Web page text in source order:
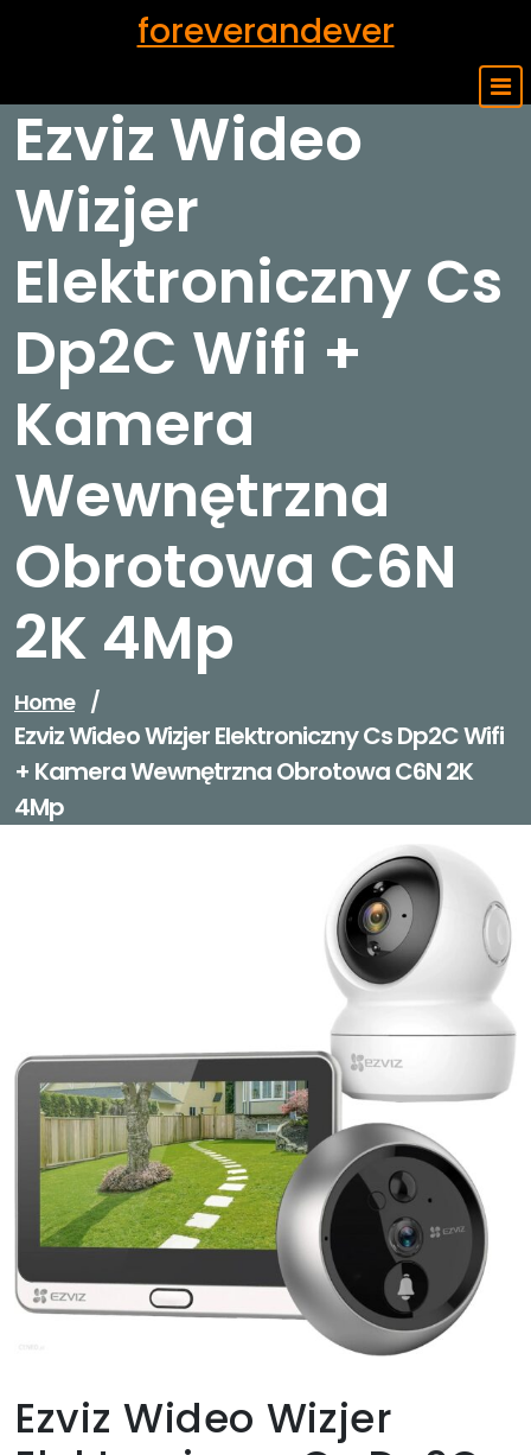
foreverandever
Ezviz Wideo
Wizjer
Elektroniczny Cs
Dp2C Wifi +
Kamera
Wewnętrzna
Obrotowa C6N
2K 4Mp
Home /
Ezviz Wideo Wizjer Elektroniczny Cs Dp2C Wifi
+ Kamera Wewnętrzna Obrotowa C6N 2K
4Mp
Ezviz Wideo Wizjer